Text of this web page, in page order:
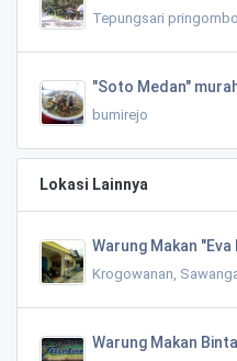
Tepungsari
"Soto Medan"
bumirejo
Lokasi Lainnya
Warung Makan "Eva
Krogowanan,
Warung Makan